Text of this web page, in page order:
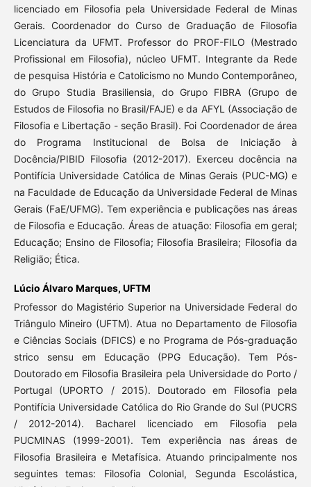
licenciado em Filosofia pela Universidade Federal de Minas
Gerais. Coordenador do Curso de Graduação de Filosofia
Licenciatura da UFMT. Professor do PROF-FILO (Mestrado
Profissional em Filosofia), núcleo UFMT. Integrante da Rede
de pesquisa História e Catolicismo no Mundo Contemporâneo,
do Grupo Studia Brasiliensia, do Grupo FIBRA (Grupo de
Estudos de Filosofia no Brasil/FAJE) e da AFYL (Associação de
Filosofia e Libertação - seção Brasil). Foi Coordenador de área
do Programa Institucional de Bolsa de Iniciação à
Docência/PIBID Filosofia (2012-2017). Exerceu docência na
Pontifícia Universidade Católica de Minas Gerais (PUC-MG) e
na Faculdade de Educação da Universidade Federal de Minas
Gerais (FaE/UFMG). Tem experiência e publicações nas áreas
de Filosofia e Educação. Áreas de atuação: Filosofia em geral;
Educação; Ensino de Filosofia; Filosofia Brasileira; Filosofia da
Religião; Ética.
Lúcio Álvaro Marques, UFTM
Professor do Magistério Superior na Universidade Federal do
Triângulo Mineiro (UFTM). Atua no Departamento de Filosofia
e Ciências Sociais (DFICS) e no Programa de Pós-graduação
strico sensu em Educação (PPG Educação). Tem Pós-
Doutorado em Filosofia Brasileira pela Universidade do Porto /
Portugal (UPORTO / 2015). Doutorado em Filosofia pela
Pontifícia Universidade Católica do Rio Grande do Sul (PUCRS
/ 2012-2014). Bacharel licenciado em Filosofia pela
PUCMINAS (1999-2001). Tem experiência nas áreas de
Filosofia Brasileira e Metafísica. Atuando principalmente nos
seguintes temas: Filosofia Colonial, Segunda Escolástica,